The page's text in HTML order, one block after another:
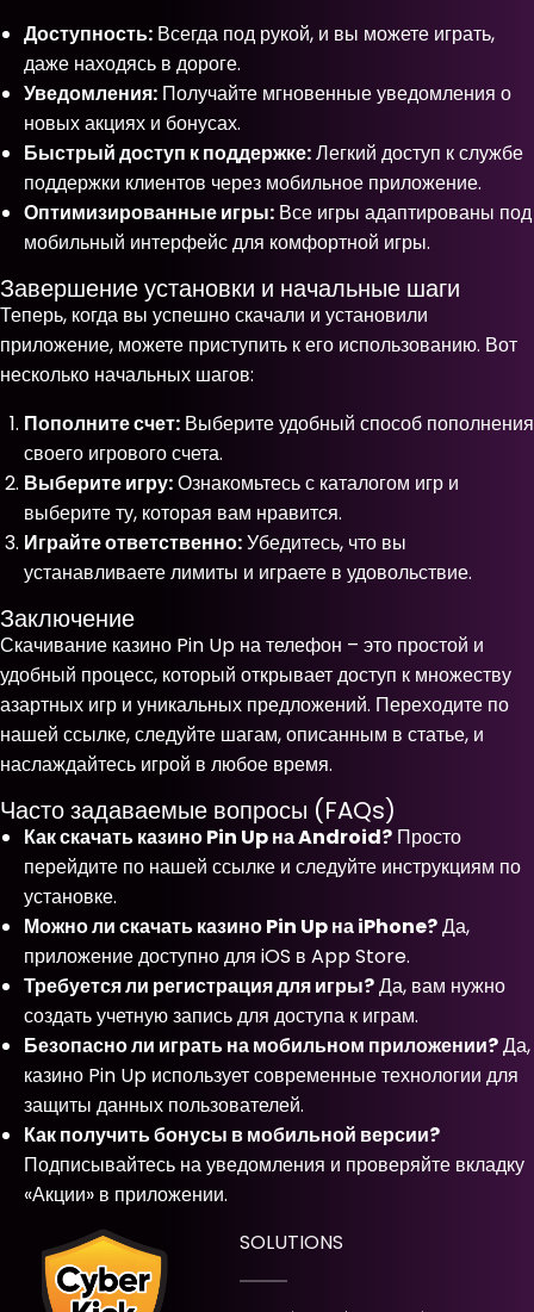
Доступность: Всегда под рукой, и вы можете играть,
даже находясь в дороге.
Уведомления: Получайте мгновенные уведомления о
новых акциях и бонусах.
Быстрый доступ к поддержке:Легкий доступ к службе
поддержки клиентов через мобильное приложение.
Оптимизированные игры: Все игры адаптированы под
мобильный интерфейс для комфортной игры.
Завершение установки и начальные шаги
Теперь, когда вы успешно скачали и установили
приложение, можете приступить к его использованию. Вот
несколько начальных шагов:
Пополните счет: Выберите удобный способ пополнения
своего игрового счета.
Выберите игру:Ознакомьтесь с каталогом игр и
выберите ту, которая вам нравится.
Играйте ответственно:Убедитесь, что вы
устанавливаете лимиты и играете в удовольствие.
Заключение
Скачивание казино Pin Up на телефон – это простой и
удобный процесс, который открывает доступ к множеству
азартных игр и уникальных предложений. Переходите по
нашей ссылке, следуйте шагам, описанным в статье, и
наслаждайтесь игрой в любое время.
Часто задаваемые вопросы (FAQs)
Как скачать казино Pin Up на Android? Просто
перейдите по нашей ссылке и следуйте инструкциям по
установке.
Можно ли скачать казино Pin Up на iPhone?Да,
приложение доступно для iOS в App Store.
Требуется ли регистрация для игры?Да, вам нужно
создать учетную запись для доступа к играм.
Безопасно ли играть на мобильном приложении?Да,
казино Pin Up использует современные технологии для
защиты данных пользователей.
Как получить бонусы в мобильной версии?
Подписывайтесь на уведомления и проверяйте вкладку
«Акции» в приложении.
SOLUTIONS